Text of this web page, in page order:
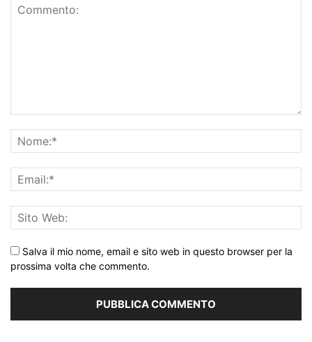
Salva il mio nome, email e sito web in questo browser per la
prossima volta che commento.